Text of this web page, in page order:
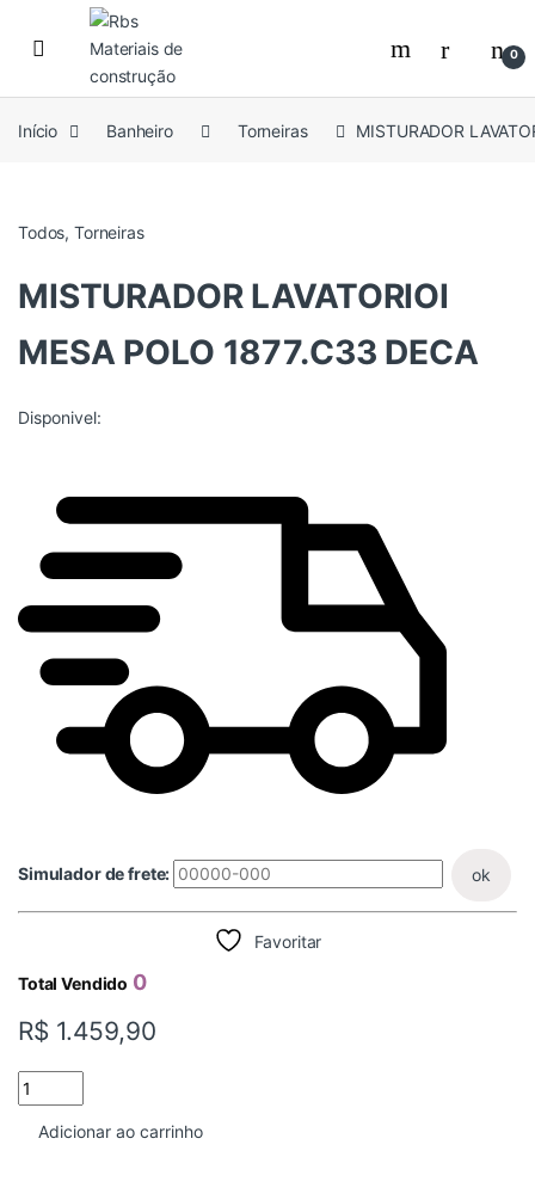
Skip to navigation
Skip to content
0
Início Banheiro Torneiras MISTURADOR
Todos,Torneiras
MISTURADOR LAVATORIOI
MESA POLO 1877.C33 DECA
Disponivel:
Simulador de frete: ok
Favoritar
Total Vendido 0
R$ 1.459,90
MISTURADOR LAVATORIOI MESA POLO 1877.C33 DECA
Adicionar ao carrinho